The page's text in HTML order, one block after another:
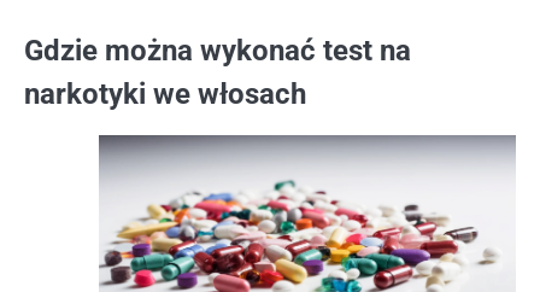
Gdzie można wykonać test na
narkotyki we włosach